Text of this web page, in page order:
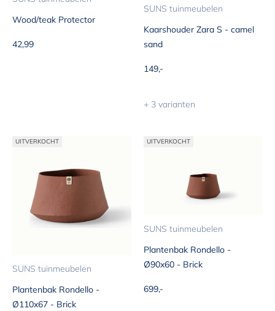
Wood/teak Protector
Aanbiedingsprijs
42,99
SUNS tuinmeubelen
Kaarshouder Zara S - camel
sand
Aanbiedingsprijs
149,-
+ 3 varianten
UITVERKOCHT
SUNS tuinmeubelen
Plantenbak Rondello -
Ø110x67 - Brick
UITVERKOCHT
SUNS tuinmeubelen
Plantenbak Rondello -
Ø90x60 - Brick
Aanbiedingsprijs
699,-